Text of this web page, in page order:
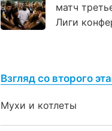
матч
Лиги
Взгляд со второго
Мухи и котлеты